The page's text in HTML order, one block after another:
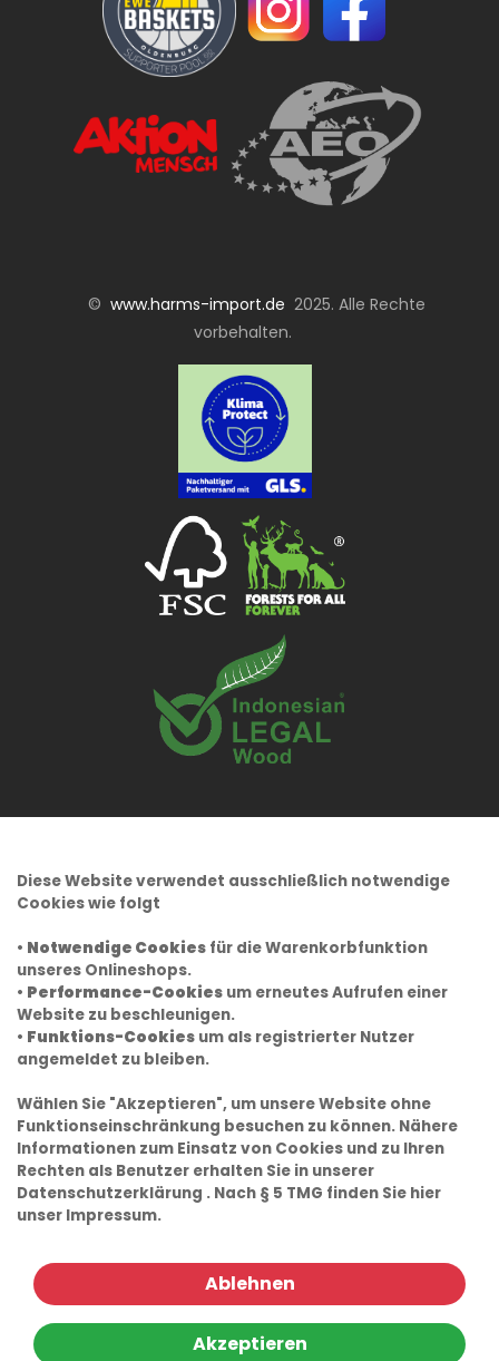
© www.harms-import.de 2025. Alle Rechte
vorbehalten.
Diese Website verwendet ausschließlich notwendige
Cookies wie folgt
• Notwendige Cookies für die Warenkorbfunktion
unseres Onlineshops.
• Performance-Cookies um erneutes Aufrufen einer
Website zu beschleunigen.
• Funktions-Cookies um als registrierter Nutzer
angemeldet zu bleiben.
Wählen Sie "Akzeptieren", um unsere Website ohne
Funktionseinschränkung besuchen zu können. Nähere
Informationen zum Einsatz von Cookies und zu Ihren
Rechten als Benutzer erhalten Sie in unserer
Datenschutzerklärung . Nach § 5 TMG finden Sie hier
unser Impressum.
Ablehnen
Akzeptieren